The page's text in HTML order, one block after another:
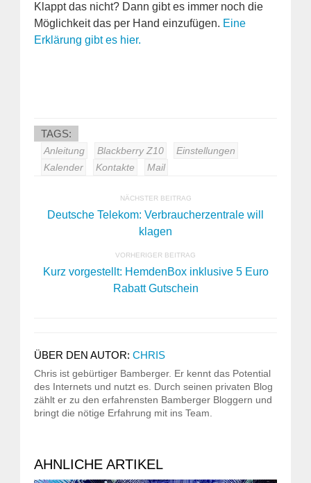
Klappt das nicht? Dann gibt es immer noch die
Möglichkeit das per Hand einzufügen. Eine
Erklärung gibt es hier.
TAGS:
Anleitung Blackberry Z10
Einstellungen
Kalender
Kontakte Mail
NÄCHSTER BEITRAG
Deutsche Telekom: Verbraucherzentrale will
klagen
VORHERIGER BEITRAG
Kurz vorgestellt: HemdenBox inklusive 5 Euro
Rabatt Gutschein
ÜBER DEN AUTOR: CHRIS
Chris ist gebürtiger Bamberger. Er kennt das Potential
des Internets und nutzt es. Durch seinen privaten Blog
zählt er zu den erfahrensten Bamberger Bloggern und
bringt die nötige Erfahrung mit ins Team.
AHNLICHE ARTIKEL